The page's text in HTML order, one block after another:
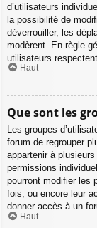
d’utilisateurs
la possibilité de
déverrouiller, les
modèrent. En règle
utilisateurs
Haut
Que sont les
Les groupes
forum de regrouper
appartenir à
permissions
pourront modifier les
fois, ou encore leur
donner accès à un
Haut